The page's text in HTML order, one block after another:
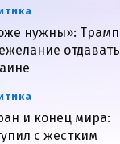
нужны»: Трамп
отдавать
и конец мира:
с жестким